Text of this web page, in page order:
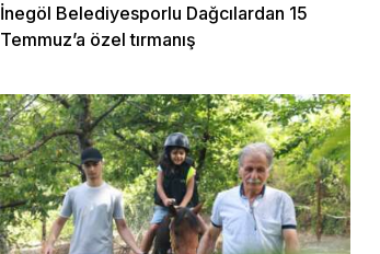
İnegöl Belediyesporlu Dağcılardan 15
Temmuz’a özel tırmanış